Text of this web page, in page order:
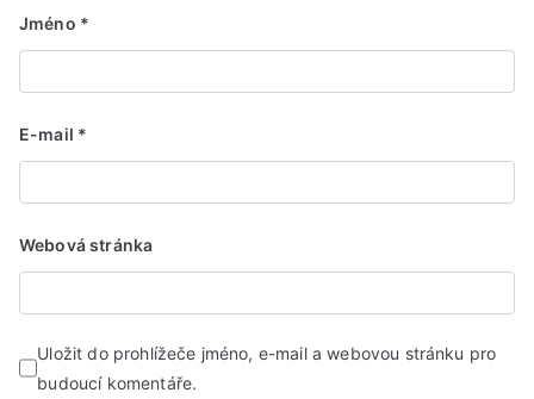
Jméno *
E-mail *
Webová stránka
Uložit do prohlížeče jméno, e-mail a webovou stránku pro
budoucí komentáře.